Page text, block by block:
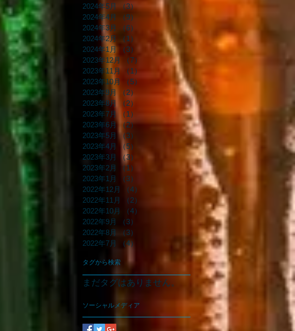
2024年5月
（3）
3件の記事
2024年4月
（9）
9件の記事
2024年3月
（6）
2024年2月
（1）
1件の記事
2024年1月
（3）
3件の記事
2023年12月
（7）
7件の記事
2023年11月
（1）
2023年10月
（5）
2023年9月
（2）
2023年8月
（2）
2023年7月
（1）
2023年6月
（2）2件の記事
2023年5月 （3）
2023年4月
（5）
2023年3月
（3）
2023年2月
（1）
2023年1月
（3）
2022年12月
（4）
2022年11月
（2）
2022年10月
（4）
2022年9月
（3）
2022年8月
（3）
2022年7月
（4）
タグから検索
まだタグはありません。
ソーシャルメディア